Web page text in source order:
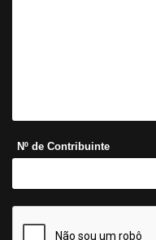
Nº de Contribuinte